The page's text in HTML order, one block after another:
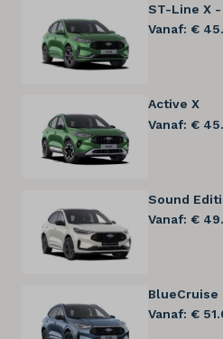
ST-Line X -
Vanaf: €
Active X
Vanaf: €
Sound
Vanaf: €
BlueCruise
Vanaf: €